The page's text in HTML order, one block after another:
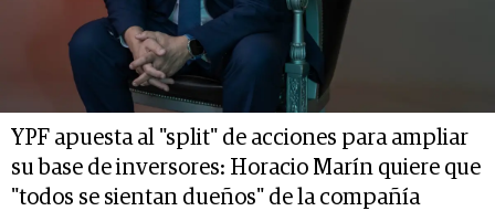
YPF apuesta al "split" de acciones para ampliar
su base de inversores: Horacio Marín quiere que
"todos se sientan dueños" de la compañía